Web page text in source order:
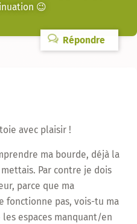
😉
Répondre
avec plaisir !
ma bourde, déjà la
Par contre je dois
parce que ma
fonctionne pas, vois-tu ma
espaces manquant/en